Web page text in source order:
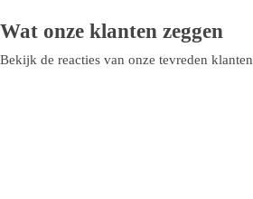
Wat onze klanten zeggen
Bekijk de reacties van onze tevreden klanten